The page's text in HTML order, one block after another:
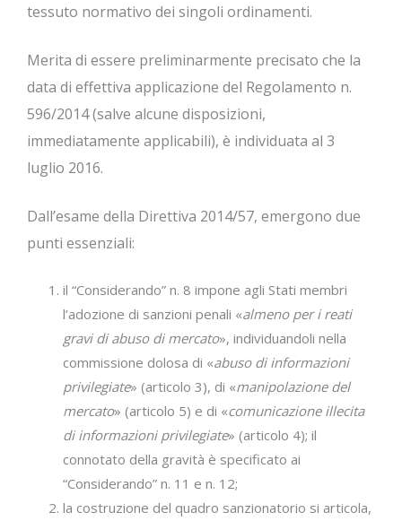
tessuto normativo dei singoli ordinamenti.
Merita di essere preliminarmente precisato che la
data di effettiva applicazione del Regolamento n.
596/2014 (salve alcune disposizioni,
immediatamente applicabili), è individuata al 3
luglio 2016.
Dall’esame della Direttiva 2014/57, emergono due
punti essenziali:
il “Considerando” n. 8 impone agli Stati membri
l’adozione di sanzioni penali «almeno per i reati
gravi di abuso di mercato», individuandoli nella
commissione dolosa di «abuso di informazioni
privilegiate» (articolo 3), di «manipolazione del
mercato» (articolo 5) e di «comunicazione illecita
di informazioni privilegiate» (articolo 4); il
connotato della gravità è specificato ai
“Considerando” n. 11 e n. 12;
la costruzione del quadro sanzionatorio si articola,